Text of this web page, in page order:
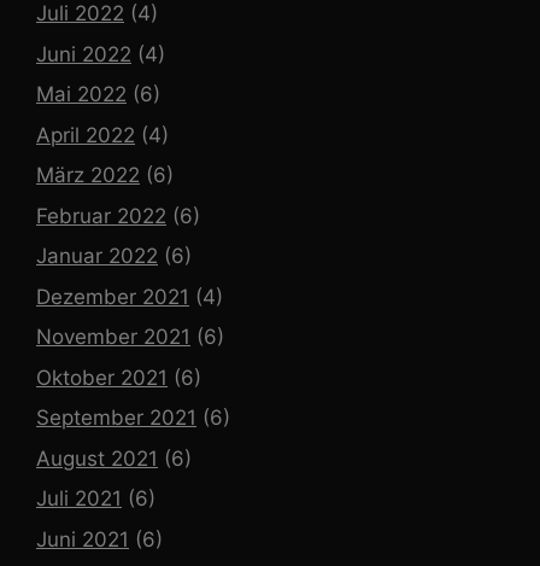
Juli 2022 (4)
Juni 2022 (4)
Mai 2022 (6)
April 2022 (4)
März 2022 (6)
Februar 2022 (6)
Januar 2022 (6)
Dezember 2021 (4)
November 2021 (6)
Oktober 2021 (6)
September 2021 (6)
August 2021 (6)
Juli 2021 (6)
Juni 2021 (6)